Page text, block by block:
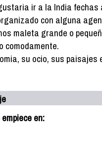
ir a la India
con alguna
maleta grande o
comodamente.
su ocio, sus paisajes
en: